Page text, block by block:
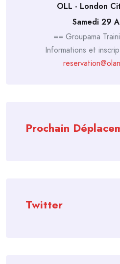
OLL - London
Samedi 29
== Groupama
Informations et
Prochain
Twitter